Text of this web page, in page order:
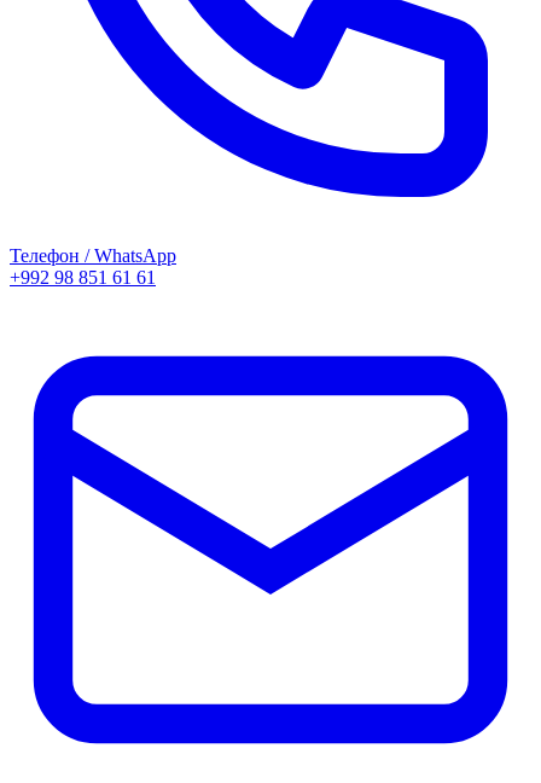
Телефон / WhatsApp
+992 98 851 61 61